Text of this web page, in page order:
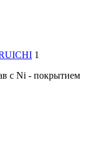
1
с Ni - покрытием